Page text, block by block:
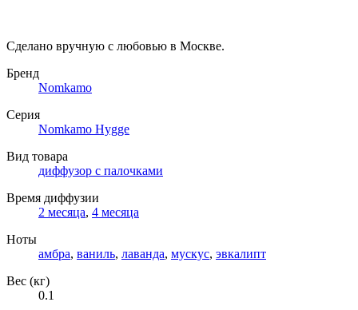
Сделано вручную с любовью в Москве.
Бренд
Nomkamo
Серия
Nomkamo Hygge
Вид товара
диффузор с палочками
Время диффузии
2 месяца, 4 месяца
Ноты
амбра, ваниль, лаванда, мускус, эвкалипт
Вес (кг)
0.1